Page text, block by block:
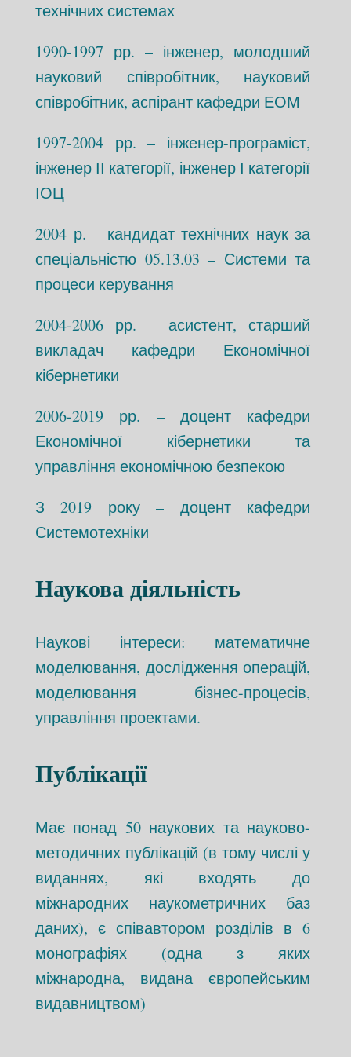
технічних системах
1990-1997 рр. – інженер, молодший
науковий співробітник, науковий
співробітник, аспірант кафедри ЕОМ
1997-2004 рр. – інженер-програміст,
інженер ІІ категорії, інженер І категорії
ІОЦ
2004 р. – кандидат технічних наук за
спеціальністю 05.13.03 – Системи та
процеси керування
2004-2006 рр. – асистент, старший
викладач кафедри Економічної
кібернетики
2006-2019 рр. – доцент кафедри
Економічної кібернетики та
управління економічною безпекою
З 2019 року – доцент кафедри
Системотехніки
Наукова діяльність
Наукові інтереси: математичне
моделювання, дослідження операцій,
моделювання бізнес-процесів,
управління проектами.
Публікації
Має понад 50 наукових та науково-
методичних публікацій (в тому числі у
виданнях, які входять до
міжнародних наукометричних баз
даних), є співавтором розділів в 6
монографіях (одна з яких
міжнародна, видана європейським
видавництвом)